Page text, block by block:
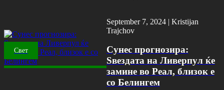
Свет
September 7, 2024 | Kristijan
Trajchov
Сунес прогнозира:
Ѕвездата на Ливерпул ќе
замине во Реал, близок е
со Белингем